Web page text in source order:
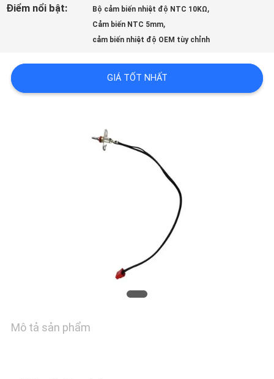
PHẨM
CHÚNG
CHẤT
Điểm nổi bật: Bộ cảm biến nhiệt độ NTC 10KΩ,
Cảm biến NTC 5mm,
cảm biến nhiệt độ OEM tùy chỉnh
GIÁ TỐT NHẤT
Mô tả sản phẩm